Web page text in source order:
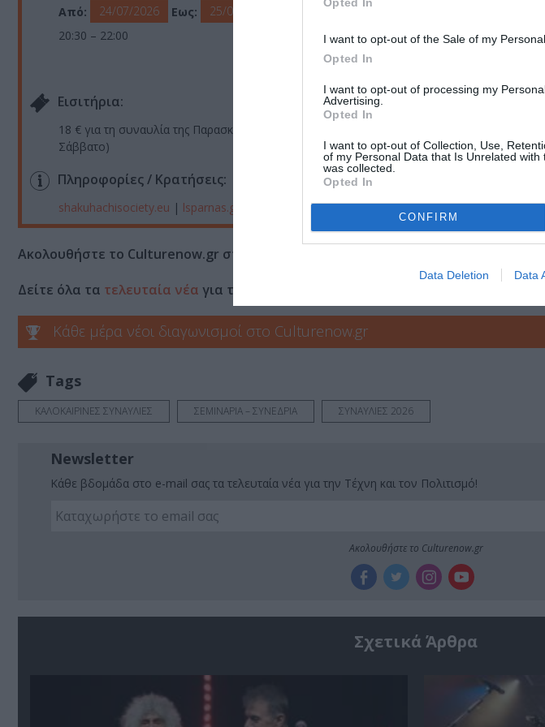
I want to opt-out of the Sale of my Personal
Opted In
I want to opt-out of processing my
Advertising.
Opted In
I want to opt-out of Collection, Use,
of my Personal Data that Is Unrelated
was collected.
Opted In
CONFIRM
Data Deletion Data
Από: 24/07/2026 Εως:
25/07/2026
20:30 – 22:00
Eισιτήρια:
18 € για τη συναυλία της Παρασκευής | 18 € για τη συναυλία του Σαββάτου | 28 € ενιαίο
Σάββατο)
Πληροφορίες / Κρατήσεις:
shakuhachisociety.eu | lsparnas.gr
Ακολουθήστε το Culturenow.gr στο
Δείτε όλα τα τελευταία νέα για την Τέχνη και τον Πολιτισμό στο
Κάθε μέρα νέοι διαγωνισμοί στο Culturenow.gr
Tags
ΚΑΛΟΚΑΙΡΙΝΕΣ ΣΥΝΑΥΛΙΕΣ ΣΕΜΙΝΑΡΙΑ – ΣΥΝΕΔΡΙΑ ΣΥΝΑΥΛΙΕΣ 2026
Newsletter
Κάθε βδομάδα στο e-mail σας τα τελευταία νέα για την Τέχνη και τον Πολιτισμό!
Ακολουθήστε το Culturenow.gr
Σχετικά Άρθρα